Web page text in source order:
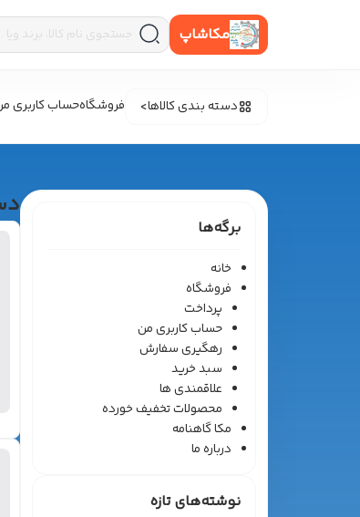
مکاشاپ
دسته بندی کالاها فروشگاهحساب کاربری
برگه‌ها
خانه
فروشگاه
پرداخت
حساب کاربری من
رهگیری سفارش
سبد خرید
علاقمندی ها
محصولات تخفیف خورده
مکا گاهنامه
درباره ما
نوشته‌های تازه